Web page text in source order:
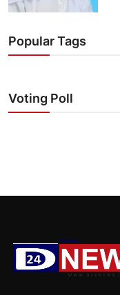
Popular Tags
Voting Poll